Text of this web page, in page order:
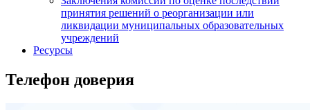
принятия решений о реорганизации или
ликвидации муниципальных образовательных
учреждений
Ресурсы
Телефон доверия